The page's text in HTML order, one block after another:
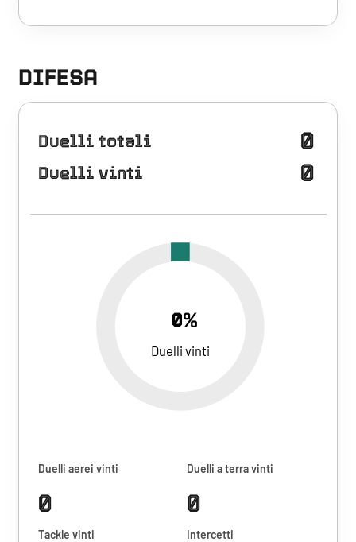
DIFESA
Duelli totali 0
Duelli vinti 0
0%
Duelli vinti
Duelli aerei vinti
0
Duelli a terra vinti
0
Tackle vinti Intercetti